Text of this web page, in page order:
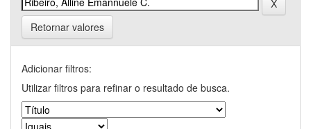
Retornar valores
Adicionar filtros:
Utilizar filtros para refinar o resultado de busca.